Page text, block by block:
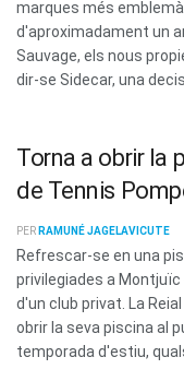
marques més
d'aproximadament un
Sauvage, els nous
dir-se Sidecar, una
Torna a obrir la
de Tennis
PER RAMUNÉ JAGELAVICUTE
Refrescar-se en una
privilegiades a
d'un club privat. La
obrir la seva piscina al
temporada d'estiu,